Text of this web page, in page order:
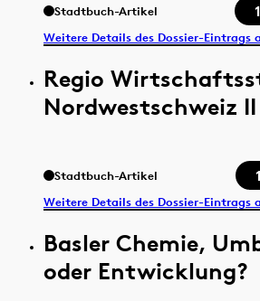
Stadtbuch-Artikel
Weitere Details des Dossier-Eintrags
Regio
Nordwestschweiz II
Stadtbuch-Artikel
Weitere Details des Dossier-Eintrags
Basler Chemie,
oder Entwicklung?